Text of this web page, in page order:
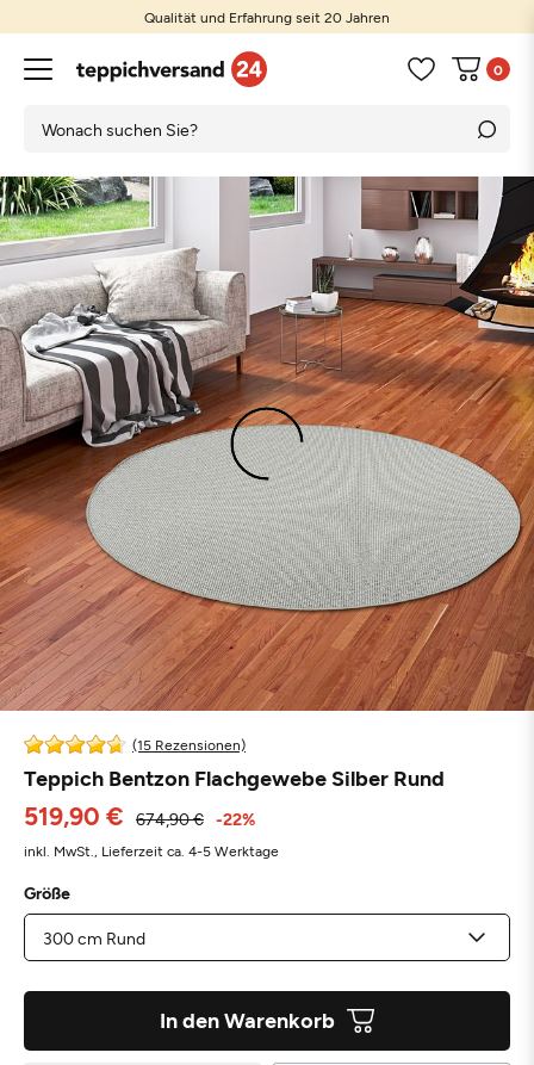
Qualität und Erfahrung seit 20 Jahren
0
(15 Rezensionen)
Teppich Bentzon Flachgewebe Silber Rund
519,90 € 674,90 € -22%
inkl. MwSt., Lieferzeit ca. 4-5 Werktage
Größe
In den Warenkorb